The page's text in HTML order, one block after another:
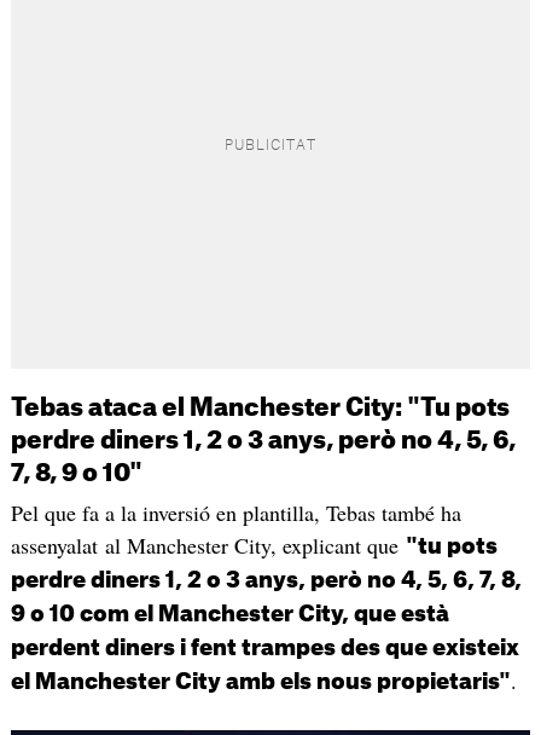
Tebas ataca el Manchester City: "Tu pots
perdre diners 1, 2 o 3 anys, però no 4, 5, 6,
7, 8, 9 o 10"
Pel que fa a la inversió en plantilla, Tebas també ha
assenyalat al Manchester City, explicant que "tu pots
perdre diners 1, 2 o 3 anys, però no 4, 5, 6, 7, 8,
9 o 10 com el Manchester City, que està
perdent diners i fent trampes des que existeix
el Manchester City amb els nous propietaris".